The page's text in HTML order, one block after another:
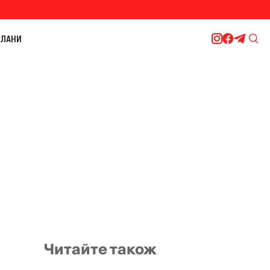
Читайте також